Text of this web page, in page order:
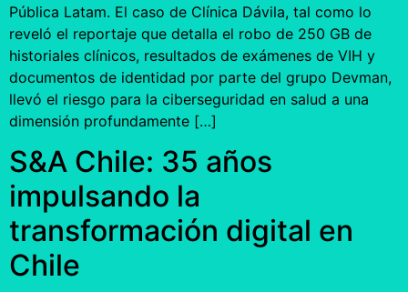
Pública Latam. El caso de Clínica Dávila, tal como lo
reveló el reportaje que detalla el robo de 250 GB de
historiales clínicos, resultados de exámenes de VIH y
documentos de identidad por parte del grupo Devman,
llevó el riesgo para la ciberseguridad en salud a una
dimensión profundamente […]
S&A Chile: 35 años
impulsando la
transformación digital en
Chile